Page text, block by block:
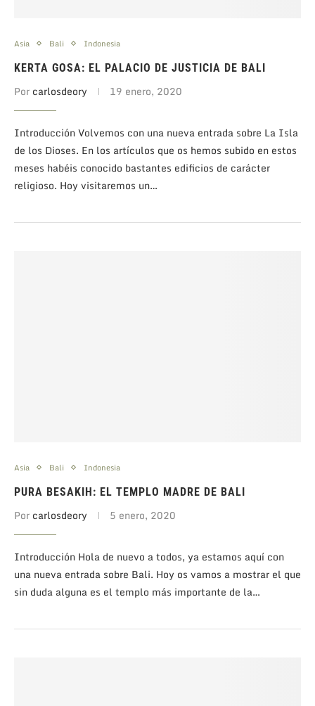
Asia Bali Indonesia
KERTA GOSA: EL PALACIO DE JUSTICIA DE BALI
Por carlosdeory 19 enero, 2020
Introducción Volvemos con una nueva entrada sobre La Isla
de los Dioses. En los artículos que os hemos subido en estos
meses habéis conocido bastantes edificios de carácter
religioso. Hoy visitaremos un…
Asia Bali Indonesia
PURA BESAKIH: EL TEMPLO MADRE DE BALI
Por carlosdeory 5 enero, 2020
Introducción Hola de nuevo a todos, ya estamos aquí con
una nueva entrada sobre Bali. Hoy os vamos a mostrar el que
sin duda alguna es el templo más importante de la…